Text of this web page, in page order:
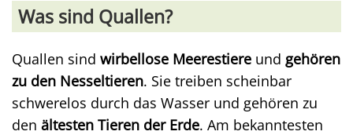
Was sind Quallen?
Quallen sind wirbellose Meerestiere und gehören
zu den Nesseltieren. Sie treiben scheinbar
schwerelos durch das Wasser und gehören zu
den ältesten Tieren der Erde. Am bekanntesten